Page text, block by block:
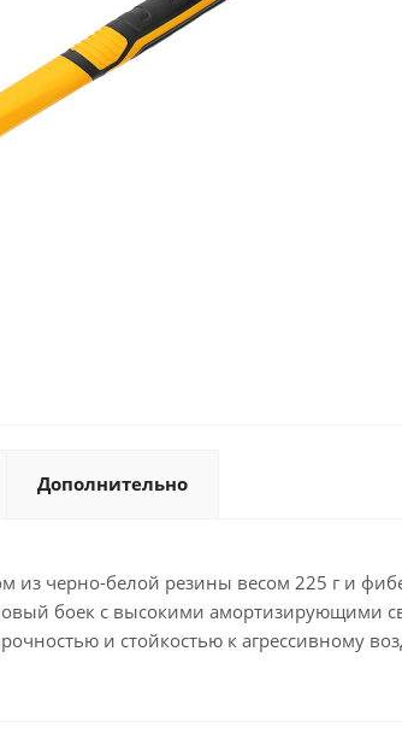
Дополнительно
из черно-белой резины весом 225 г и
боек с высокими амортизирующими
и стойкостью к агрессивному